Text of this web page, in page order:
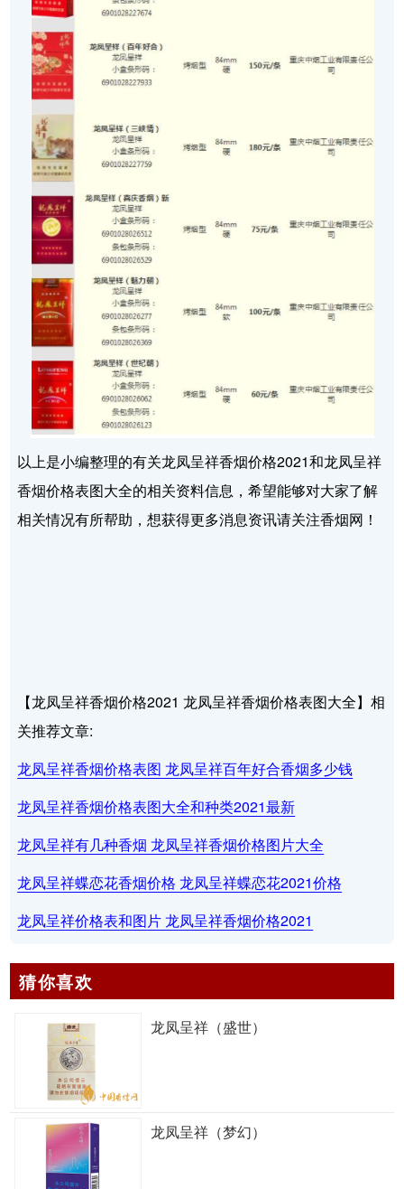
以上是小编整理的有关龙凤呈祥香烟价格2021和龙凤呈祥
香烟价格表图大全的相关资料信息，希望能够对大家了解
相关情况有所帮助，想获得更多消息资讯请关注香烟网！
【龙凤呈祥香烟价格2021 龙凤呈祥香烟价格表图大全】相
关推荐文章:
龙凤呈祥香烟价格表图 龙凤呈祥百年好合香烟多少钱
龙凤呈祥香烟价格表图大全和种类2021最新
龙凤呈祥有几种香烟 龙凤呈祥香烟价格图片大全
龙凤呈祥蝶恋花香烟价格 龙凤呈祥蝶恋花2021价格
龙凤呈祥价格表和图片 龙凤呈祥香烟价格2021
猜你喜欢
龙凤呈祥（盛世）
龙凤呈祥（梦幻）